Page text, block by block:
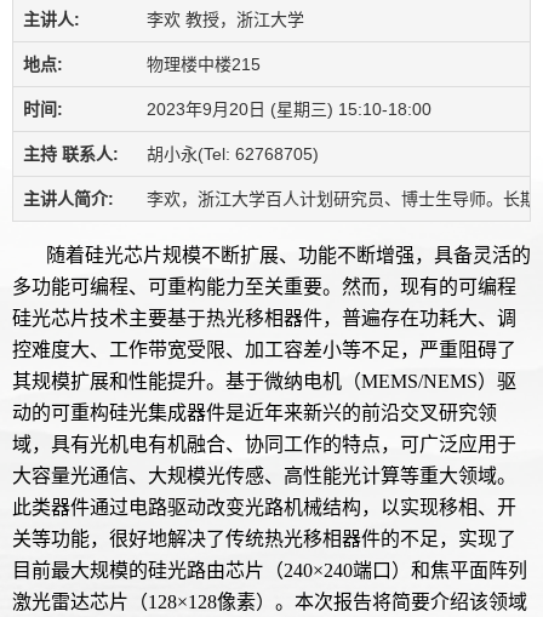
主讲人: 李欢 教授，浙江大学
地点: 物理楼中楼215
时间: 2023年9月20日 (星期三) 15:10-18:00
主持 联系人: 胡小永(Tel: 62768705)
主讲人简介: 李欢，浙江大学百人计划研究员、博士生导师。长
随着硅光芯片规模不断扩展、功能不断增强，具备灵活的
多功能可编程、可重构能力至关重要。然而，现有的可编程
硅光芯片技术主要基于热光移相器件，普遍存在功耗大、调
控难度大、工作带宽受限、加工容差小等不足，严重阻碍了
其规模扩展和性能提升。基于微纳电机（MEMS/NEMS）驱
动的可重构硅光集成器件是近年来新兴的前沿交叉研究领
域，具有光机电有机融合、协同工作的特点，可广泛应用于
大容量光通信、大规模光传感、高性能光计算等重大领域。
此类器件通过电路驱动改变光路机械结构，以实现移相、开
关等功能，很好地解决了传统热光移相器件的不足，实现了
目前最大规模的硅光路由芯片（240×240端口）和焦平面阵列
激光雷达芯片（128×128像素）。本次报告将简要介绍该领域